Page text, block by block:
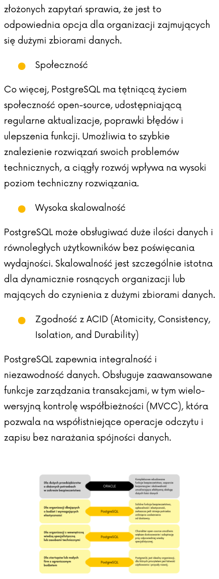
złożonych zapytań sprawia, że jest to
odpowiednia opcja dla organizacji zajmujących
się dużymi zbiorami danych.
Społeczność
Co więcej, PostgreSQL ma tętniącą życiem
społeczność open-source, udostępniającą
regularne aktualizacje, poprawki błędów i
ulepszenia funkcji. Umożliwia to szybkie
znalezienie rozwiązań swoich problemów
technicznych, a ciągły rozwój wpływa na wysoki
poziom techniczny rozwiązania.
Wysoka skalowalność
PostgreSQL może obsługiwać duże ilości danych i
równoległych użytkowników bez poświęcania
wydajności. Skalowalność jest szczególnie istotna
dla dynamicznie rosnących organizacji lub
mających do czynienia z dużymi zbiorami danych.
Zgodność z ACID (Atomicity, Consistency,
Isolation, and Durability)
PostgreSQL zapewnia integralność i
niezawodność danych. Obsługuje zaawansowane
funkcje zarządzania transakcjami, w tym wielo-
wersyjną kontrolę współbieżności (MVCC), która
pozwala na współistniejące operacje odczytu i
zapisu bez narażania spójności danych.